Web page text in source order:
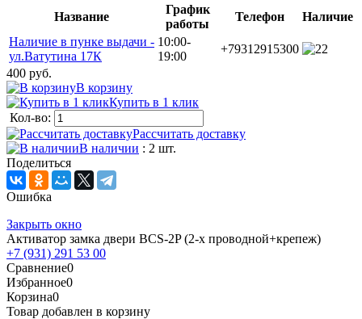
Название
График
работы
Телефон
Наличие
Наличие в пунке выдачи -
ул.Ватутина 17К
10:00-
19:00
+79312915300
2
400 руб.
В корзину
Купить в 1 клик
Кол-во:
Рассчитать доставку
В наличии : 2 шт.
Поделиться
Ошибка
Закрыть окно
Активатор замка двери BCS-2P (2-х проводной+крепеж)
+7 (931) 291 53 00
Сравнение0
Избранное0
Корзина0
Товар добавлен в корзину